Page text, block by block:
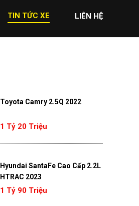
TIN TỨC XE LIÊN HỆ
Toyota Camry 2.5Q 2022
1 Tỷ 20 Triệu
Hyundai SantaFe Cao Cấp 2.2L
HTRAC 2023
1 Tỷ 90 Triệu